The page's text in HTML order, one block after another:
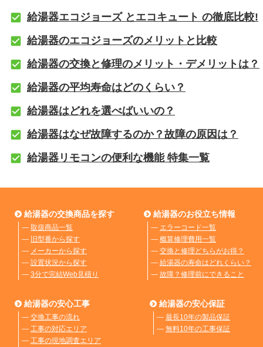
給湯器エコジョーズ とエコキュート の徹底比較!
給湯器のエコジョーズのメリットと比較
給湯器の交換と修理のメリット・デメリットは？
給湯器の平均寿命はどのくらい？
給湯器はどれを選べばいいの？
給湯器はなぜ故障するのか？故障の原因は？
給湯器リモコンの便利な機能 特集一覧
給湯器の交換商品を探す
― 取扱商品一覧
― 旧型番から探す
― メーカーから探す
― 設置状況から探す
― 3分で完結Web見積り
給湯器のお役立ち情報
― エラーコード一覧
― 概算修理費用一覧
― 交換と修理どちらがお得？
― 給湯器の寿命はどれくらい？
― 故障？修理前にできること
給湯器の安心工事
― 交換工事の流れ
― 工事の対応エリア
― 工事の現地調査エリア
給湯器の安心保証
― 最長10年の製品保証
― 無料10年の工事保証